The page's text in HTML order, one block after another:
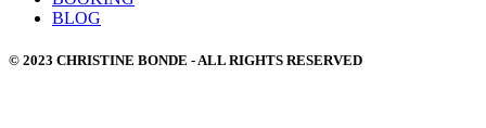
BLOG
© 2023 CHRISTINE BONDE - ALL RIGHTS RESERVED